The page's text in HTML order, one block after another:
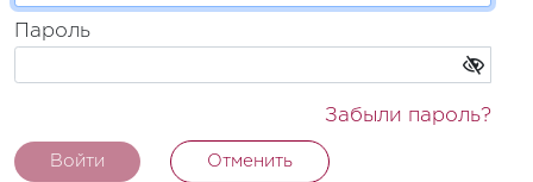
Пароль
Забыли пароль?
Войти Отменить